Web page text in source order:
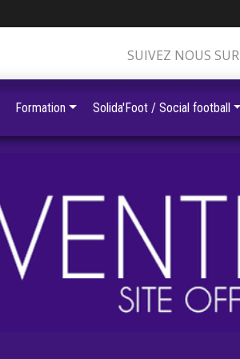
SUIVEZ NOUS SUR
Formation Solida'Foot / Social football